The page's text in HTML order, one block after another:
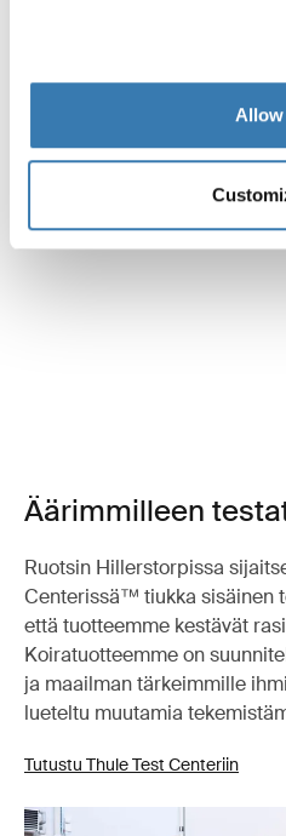
Allow
Äärimmilleen
Ruotsin Hillerstorpissa
Centerissä™ tiukka sisäinen
että tuotteemme kestävät
Koiratuotteemme on
ja maailman tärkeimmille
lueteltu muutamia
Tutustu Thule Test Centeriin